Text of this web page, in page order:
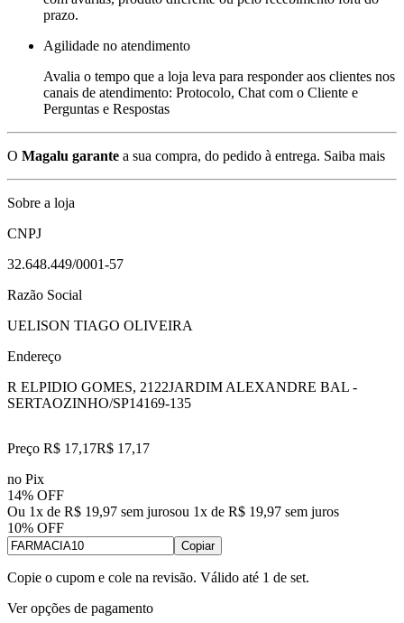
prazo.
Agilidade no atendimento
Avalia o tempo que a loja leva para responder aos clientes nos
canais de atendimento: Protocolo, Chat com o Cliente e
Perguntas e Respostas
O Magalu garante a sua compra, do pedido à entrega. Saiba mais
Sobre a loja
CNPJ
32.648.449/0001-57
Razão Social
UELISON TIAGO OLIVEIRA
Endereço
R ELPIDIO GOMES, 2122JARDIM ALEXANDRE BAL -
SERTAOZINHO/SP14169-135
Preço R$ 17,17R$ 17,17
no Pix
14% OFF
Ou 1x de R$ 19,97 sem jurosou 1x de R$ 19,97 sem juros
10% OFF
Copiar
Copie o cupom e cole na revisão. Válido até 1 de set.
Ver opções de pagamento